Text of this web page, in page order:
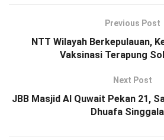
Previous Post
NTT Wilayah Berkepulauan,
Vaksinasi Terapung
Next Post
JBB Masjid Al Quwait Pekan 21,
Dhuafa